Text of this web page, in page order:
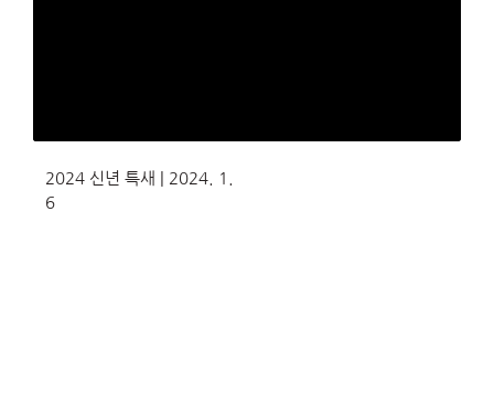
2024 신년 특새 | 2024. 1.
6